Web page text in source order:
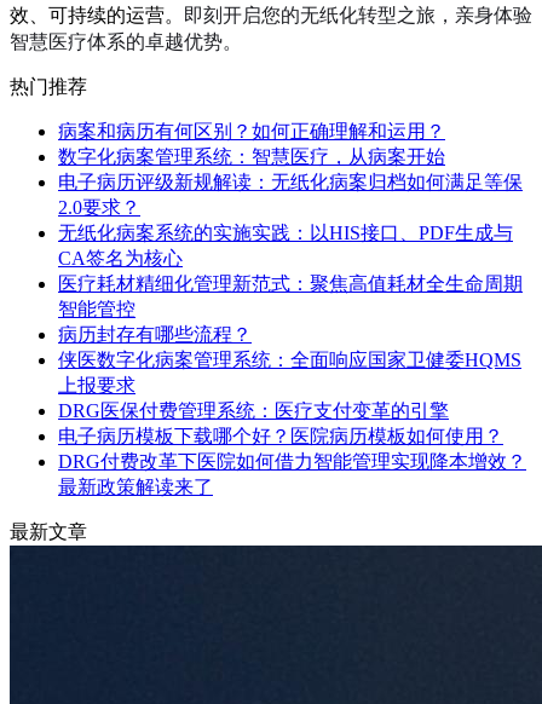
效、可持续的运营。 即刻开启您的无纸化转型之旅，亲身体验
智慧医疗体系的卓越优势。
热门推荐
病案和病历有何区别？如何正确理解和运用？
数字化病案管理系统：智慧医疗，从病案开始
电子病历评级新规解读：无纸化病案归档如何满足等保
2.0要求？
无纸化病案系统的实施实践：以HIS接口、PDF生成与
CA签名为核心
医疗耗材精细化管理新范式：聚焦高值耗材全生命周期
智能管控
病历封存有哪些流程？
侠医数字化病案管理系统：全面响应国家卫健委HQMS
上报要求
DRG医保付费管理系统：医疗支付变革的引擎
电子病历模板下载哪个好？医院病历模板如何使用？
DRG付费改革下医院如何借力智能管理实现降本增效？
最新政策解读来了
最新文章